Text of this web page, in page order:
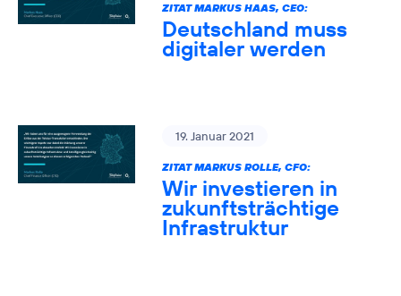
ZITAT MARKUS HAAS, CEO:
Deutschland muss
digitaler werden
19. Januar 2021
ZITAT MARKUS ROLLE, CFO:
Wir investieren in
zukunftsträchtige
Infrastruktur